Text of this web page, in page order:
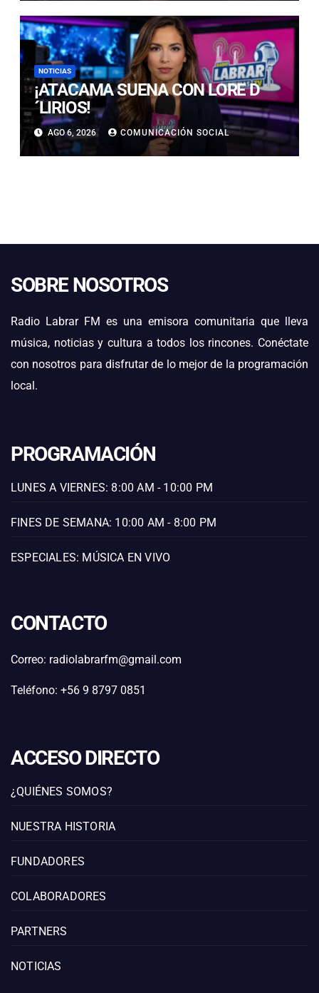
NOTICIAS
¡ATACAMA SUENA CON LORE D
´LIRIOS!
AGO 6, 2026 COMUNICACIÓN SOCIAL
SOBRE NOSOTROS
Radio Labrar FM es una emisora comunitaria que lleva
música, noticias y cultura a todos los rincones. Conéctate
con nosotros para disfrutar de lo mejor de la programación
local.
PROGRAMACIÓN
LUNES A VIERNES: 8:00 AM - 10:00 PM
FINES DE SEMANA: 10:00 AM - 8:00 PM
ESPECIALES: MÚSICA EN VIVO
CONTACTO
Correo: radiolabrarfm@gmail.com
Teléfono: +56 9 8797 0851
ACCESO DIRECTO
¿QUIÉNES SOMOS?
NUESTRA HISTORIA
FUNDADORES
COLABORADORES
PARTNERS
NOTICIAS